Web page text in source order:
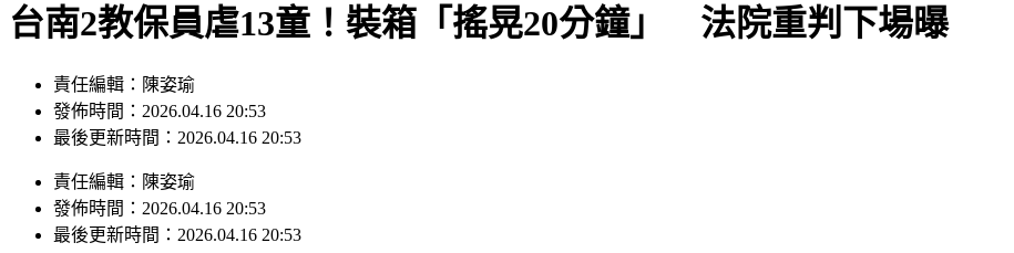
台南2教保員虐13童！裝箱「搖晃20分鐘」 法院重判下場曝
責任編輯：陳姿瑜
發佈時間：2026.04.16 20:53
最後更新時間：2026.04.16 20:53
責任編輯 ： 陳姿瑜
發佈時間： 2026.04.16 20:53
最後更新時間： 2026.04.16 20:53